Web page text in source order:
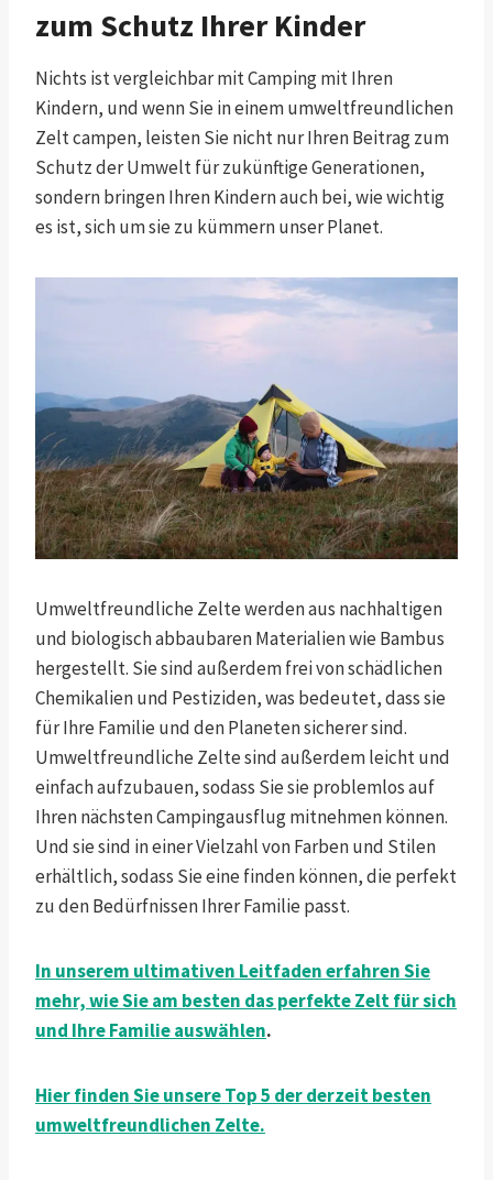
zum Schutz Ihrer Kinder
Nichts ist vergleichbar mit Camping mit Ihren
Kindern, und wenn Sie in einem umweltfreundlichen
Zelt campen, leisten Sie nicht nur Ihren Beitrag zum
Schutz der Umwelt für zukünftige Generationen,
sondern bringen Ihren Kindern auch bei, wie wichtig
es ist, sich um sie zu kümmern unser Planet.
Umweltfreundliche Zelte werden aus nachhaltigen
und biologisch abbaubaren Materialien wie Bambus
hergestellt. Sie sind außerdem frei von schädlichen
Chemikalien und Pestiziden, was bedeutet, dass sie
für Ihre Familie und den Planeten sicherer sind.
Umweltfreundliche Zelte sind außerdem leicht und
einfach aufzubauen, sodass Sie sie problemlos auf
Ihren nächsten Campingausflug mitnehmen können.
Und sie sind in einer Vielzahl von Farben und Stilen
erhältlich, sodass Sie eine finden können, die perfekt
zu den Bedürfnissen Ihrer Familie passt.
In unserem ultimativen Leitfaden erfahren Sie
mehr, wie Sie am besten das perfekte Zelt für sich
und Ihre Familie auswählen.
Hier finden Sie unsere Top 5 der derzeit besten
umweltfreundlichen Zelte.